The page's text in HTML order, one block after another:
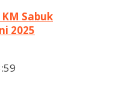
Sabuk
2025